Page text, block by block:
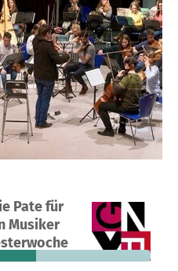
Pate für
Musiker
Berlin, Deutschland
46 %
finanziert
2.924 €
fehlen noch